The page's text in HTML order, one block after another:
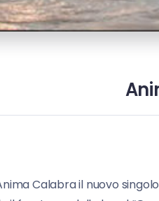
Calabra il nuovo